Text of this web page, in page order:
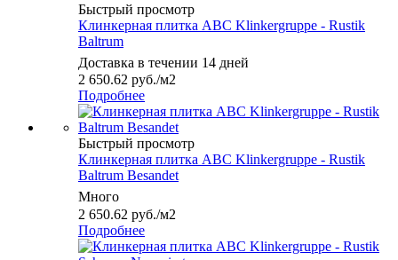
Быстрый просмотр
Клинкерная плитка ABC Klinkergruppe - Rustik
Baltrum
Доставка в течении 14 дней
2 650.62 руб./м2
Подробнее
Быстрый просмотр
Клинкерная плитка ABC Klinkergruppe - Rustik
Baltrum Besandet
Много
2 650.62 руб./м2
Подробнее